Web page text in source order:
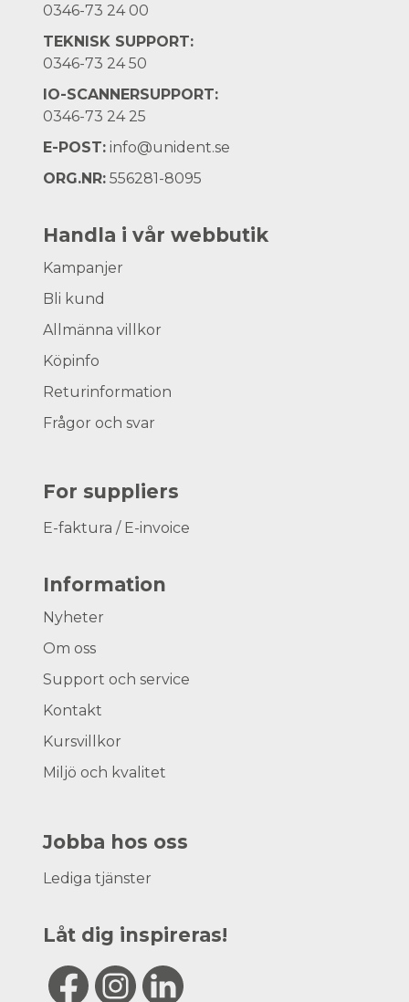
0346-73 24 00
TEKNISK SUPPORT:
0346-73 24 50
IO-SCANNERSUPPORT:
0346-73 24 25
E-POST: info@unident.se
ORG.NR: 556281-8095
Handla i vår webbutik
Kampanjer
Bli kund
Allmänna villkor
Köpinfo
Returinformation
Frågor och svar
For suppliers
E-faktura / E-invoice
Information
Nyheter
Om oss
Support och service
Kontakt
Kursvillkor
Miljö och kvalitet
Jobba hos oss
Lediga tjänster
Låt dig inspireras!